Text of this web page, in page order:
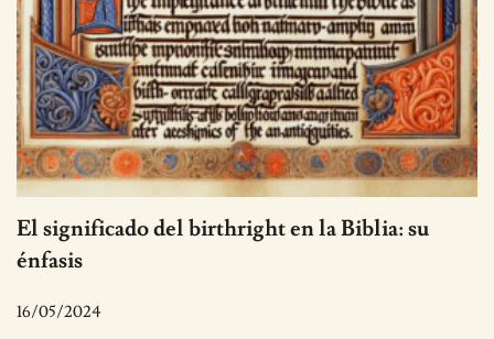
El significado del birthright en la Biblia: su
énfasis
16/05/2024